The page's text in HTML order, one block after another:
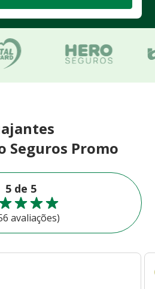
Seguros Promo
5 de 5
avaliações)